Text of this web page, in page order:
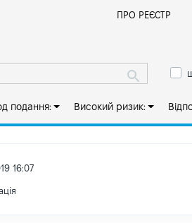
ПРО РЕЄСТР
подання: Високий ризик:
16:07